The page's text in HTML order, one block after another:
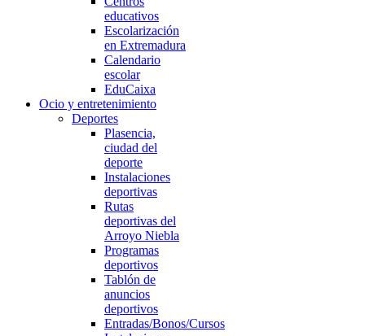
educativos
Escolarización
en Extremadura
Calendario
escolar
EduCaixa
Ocio y entretenimiento
Deportes
Plasencia,
ciudad del
deporte
Instalaciones
deportivas
Rutas
deportivas del
Arroyo Niebla
Programas
deportivos
Tablón de
anuncios
deportivos
Entradas/Bonos/Cursos